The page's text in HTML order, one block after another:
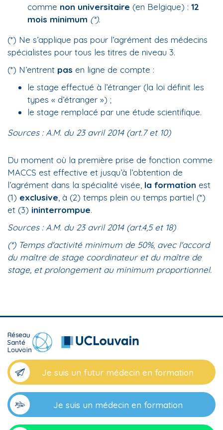
comme non universitaire (en Belgique) : 12
mois minimum (*).
(*) Ne s’applique pas pour l’agrément des médecins
spécialistes pour tous les titres de niveau 3.
(*) N’entrent pas en ligne de compte :
le stage effectué à l’étranger (la loi définit les
types « d’étranger ») ;
le stage remplacé par une étude scientifique.
Sources : A.M. du 23 avril 2014 (art.7 et 10)
Du moment où la première prise de fonction comme
MACCS est effective et jusqu’à l’obtention de
l’agrément dans la spécialité visée, la formation est
(1) exclusive , à (2) temps plein ou temps partiel (*)
et (3) ininterrompue.
Sources : A.M. du 23 avril 2014 (art.4,5 et 18)
(*) Temps d'activité minimum de 50%, avec l'accord
du maître de stage coordinateur et du maître de
stage, et prolongement au minimum proportionnel.
Je suis un futur médecin en formation
Je suis un médecin en formation